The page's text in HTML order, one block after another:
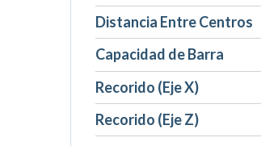
Distancia Entre Centros
Capacidad de Barra
Recorido (Eje X)
Recorido (Eje Z)